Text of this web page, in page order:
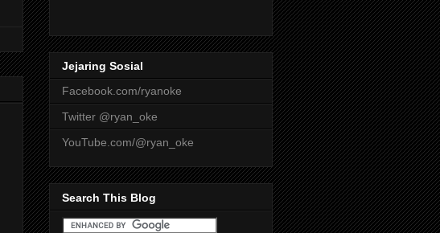
Jejaring Sosial
Facebook.com/ryanoke
Twitter @ryan_oke
YouTube.com/@ryan_oke
Search This Blog